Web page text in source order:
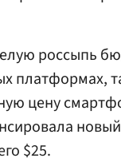
россыпь
платформах,
цену
$25.